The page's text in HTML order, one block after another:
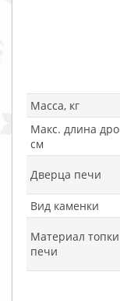
Масса, кг
Макс. длина
см
Дверца печи
Вид каменки
Материал топки
печи